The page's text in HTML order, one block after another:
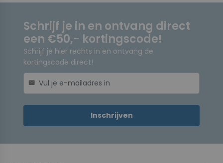
Schrijf je in en ontvang direct
een €50,- kortingscode!
Schrijf je hier rechts in en ontvang de
kortingscode direct!
mail
Inschrijven